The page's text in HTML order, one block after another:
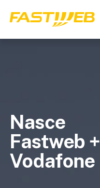
Nasce
Fastweb +
Vodafone